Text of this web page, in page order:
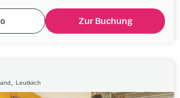
Zur Buchung
Leutkirch